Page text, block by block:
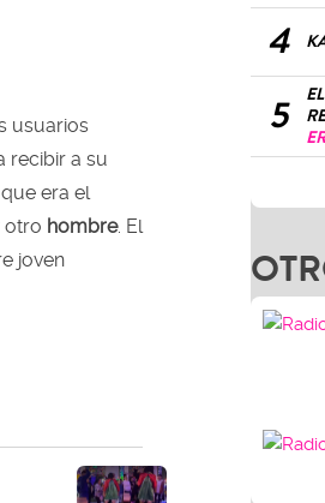
usuarios
recibir a su
era el
otro hombre. El
joven
4
5